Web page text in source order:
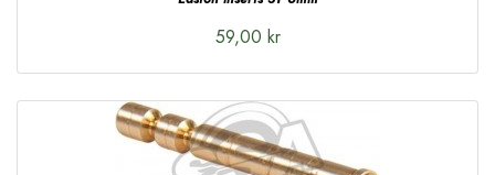
59,00 kr